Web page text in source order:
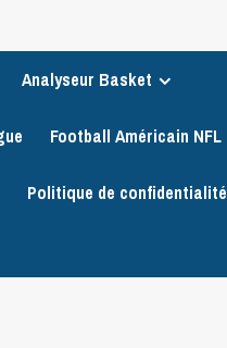
Analyseur Basket
Football Américain NFL
Politique de confidentialité